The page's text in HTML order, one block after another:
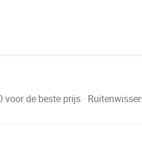
de beste prijs ·